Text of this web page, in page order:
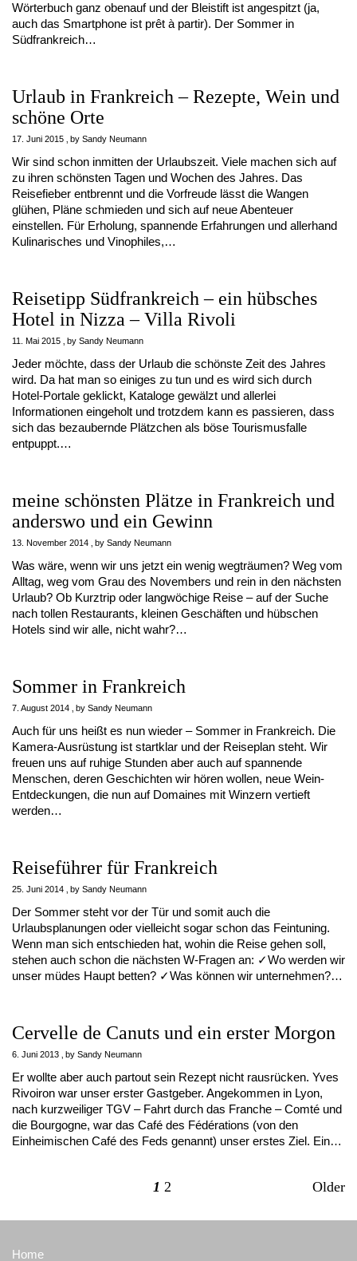
Wörterbuch ganz obenauf und der Bleistift ist angespitzt (ja,
auch das Smartphone ist prêt à partir). Der Sommer in
Südfrankreich…
Urlaub in Frankreich – Rezepte, Wein und
schöne Orte
17. Juni 2015 by Sandy Neumann
Wir sind schon inmitten der Urlaubszeit. Viele machen sich auf
zu ihren schönsten Tagen und Wochen des Jahres. Das
Reisefieber entbrennt und die Vorfreude lässt die Wangen
glühen, Pläne schmieden und sich auf neue Abenteuer
einstellen. Für Erholung, spannende Erfahrungen und allerhand
Kulinarisches und Vinophiles,…
Reisetipp Südfrankreich – ein hübsches
Hotel in Nizza – Villa Rivoli
11. Mai 2015 by Sandy Neumann
Jeder möchte, dass der Urlaub die schönste Zeit des Jahres
wird. Da hat man so einiges zu tun und es wird sich durch
Hotel-Portale geklickt, Kataloge gewälzt und allerlei
Informationen eingeholt und trotzdem kann es passieren, dass
sich das bezaubernde Plätzchen als böse Tourismusfalle
entpuppt.…
meine schönsten Plätze in Frankreich und
anderswo und ein Gewinn
13. November 2014 by Sandy Neumann
Was wäre, wenn wir uns jetzt ein wenig wegträumen? Weg vom
Alltag, weg vom Grau des Novembers und rein in den nächsten
Urlaub? Ob Kurztrip oder langwöchige Reise – auf der Suche
nach tollen Restaurants, kleinen Geschäften und hübschen
Hotels sind wir alle, nicht wahr?…
Sommer in Frankreich
7. August 2014 by Sandy Neumann
Auch für uns heißt es nun wieder – Sommer in Frankreich. Die
Kamera-Ausrüstung ist startklar und der Reiseplan steht. Wir
freuen uns auf ruhige Stunden aber auch auf spannende
Menschen, deren Geschichten wir hören wollen, neue Wein-
Entdeckungen, die nun auf Domaines mit Winzern vertieft
werden…
Reiseführer für Frankreich
25. Juni 2014 by Sandy Neumann
Der Sommer steht vor der Tür und somit auch die
Urlaubsplanungen oder vielleicht sogar schon das Feintuning.
Wenn man sich entschieden hat, wohin die Reise gehen soll,
stehen auch schon die nächsten W-Fragen an: ✓Wo werden wir
unser müdes Haupt betten? ✓Was können wir unternehmen?…
Cervelle de Canuts und ein erster Morgon
6. Juni 2013 by Sandy Neumann
Er wollte aber auch partout sein Rezept nicht rausrücken. Yves
Rivoiron war unser erster Gastgeber. Angekommen in Lyon,
nach kurzweiliger TGV – Fahrt durch das Franche – Comté und
die Bourgogne, war das Café des Fédérations (von den
Einheimischen Café des Feds genannt) unser erstes Ziel. Ein…
1 2 Older
Home